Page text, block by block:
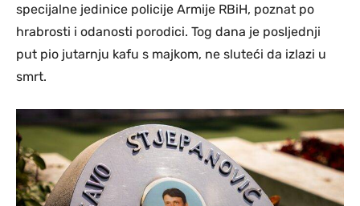
specijalne jedinice policije Armije RBiH, poznat po
hrabrosti i odanosti porodici. Tog dana je posljednji
put pio jutarnju kafu s majkom, ne sluteći da izlazi u
smrt.